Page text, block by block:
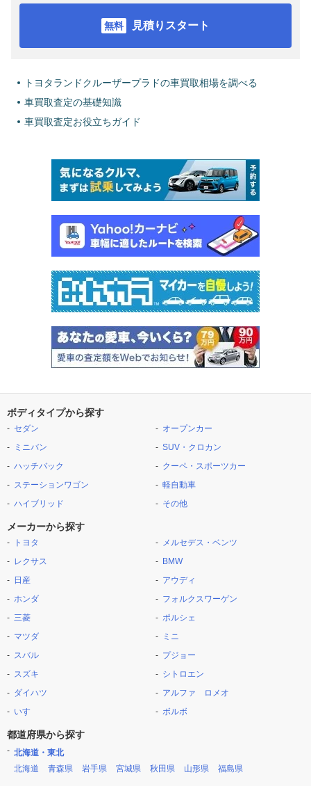
見積りスタート
トヨタランドクルーザープラドの車買取相場を調べる
車買取査定の基礎知識
車買取査定お役立ちガイド
ボディタイプから探す
セダン
ミニバン
ハッチバック
ステーションワゴン
ハイブリッド
オープンカー
SUV・クロカン
クーペ・スポーツカー
軽自動車
その他
メーカーから探す
トヨタ
レクサス
日産
ホンダ
三菱
マツダ
スバル
スズキ
ダイハツ
いすゞ
メルセデス・ベンツ
BMW
アウディ
フォルクスワーゲン
ポルシェ
ミニ
プジョー
シトロエン
アルファ ロメオ
ボルボ
都道府県から探す
北海道・東北
北海道
青森県 岩手県 宮城県 秋田県 山形県 福島県